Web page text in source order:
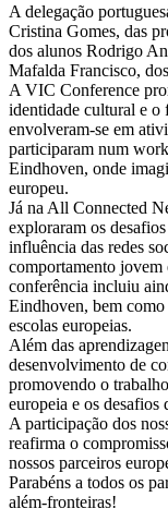
A delegação
Cristina Gomes, das
dos alunos Rodrigo
Mafalda Francisco,
A VIC Conference
identidade cultural e o
envolveram-se em
participaram num
Eindhoven, onde
europeu.
Já na All Connected
exploraram os
influência das redes
comportamento
conferência incluiu
Eindhoven, bem
escolas europeias.
Além das
desenvolvimento de
promovendo o
europeia e os
A participação dos
reafirma o
nossos parceiros
Parabéns a todos os
além-fronteiras!